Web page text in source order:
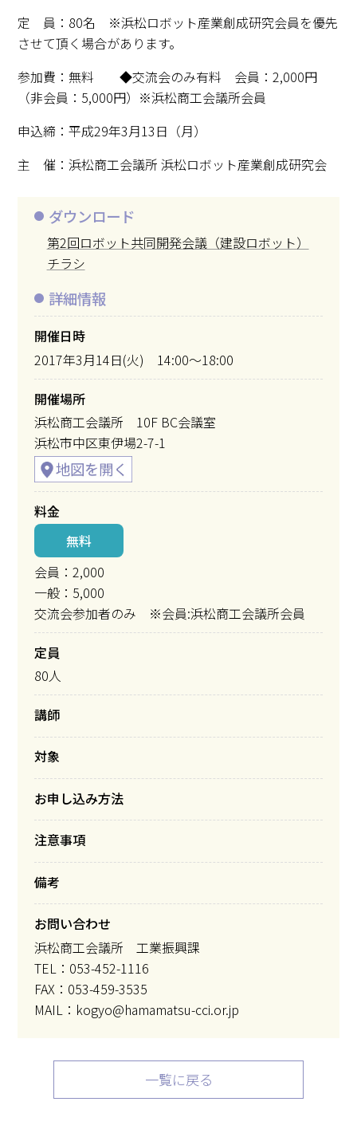
定 員：80名 ※浜松ロボット産業創成研究会員を優先
させて頂く場合があります。
参加費：無料 ◆交流会のみ有料 会員：2,000円
（非会員：5,000円）※浜松商工会議所会員
申込締：平成29年3月13日（月）
主 催：浜松商工会議所 浜松ロボット産業創成研究会
ダウンロード
第2回ロボット共同開発会議（建設ロボット）
チラシ
詳細情報
開催日時
2017年3月14日(火) 14:00～18:00
開催場所
浜松商工会議所 10F BC会議室
浜松市中区東伊場2-7-1
料金
無料
会員：2,000
一般：5,000
交流会参加者のみ ※会員:浜松商工会議所会員
定員
80人
講師
対象
お申し込み方法
注意事項
備考
お問い合わせ
浜松商工会議所 工業振興課
TEL：053-452-1116
FAX：053-459-3535
MAIL：kogyo@hamamatsu-cci.or.jp
一覧に戻る